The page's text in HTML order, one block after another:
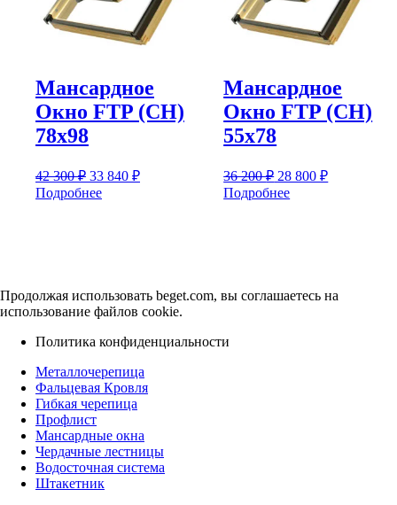
Мансардное
Окно FTP (CH)
78х98
42 300₽ Первоначальная
цена
составляла
33 840 ₽Текущая
Подробнее
Мансардное
Окно FTP (CH)
55х78
36 200₽ Первоначальная
цена
составляла
28 800₽Текущая
Подробнее
Продолжая использовать beget.com, вы соглашаетесь на
использование файлов cookie.
Политика конфиденциальности
Металлочерепица
Фальцевая Кровля
Гибкая черепица
Профлист
Мансардные окна
Чердачные лестницы
Водосточная система
Штакетник